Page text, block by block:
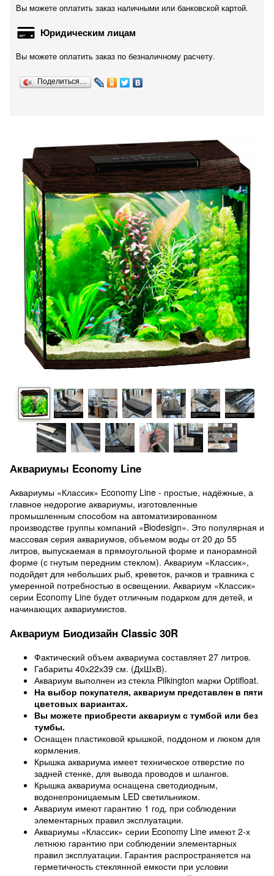
Вы можете оплатить заказ наличными или банковской картой.
Юридическим лицам
Вы можете оплатить заказ по безналичному расчету.
Поделиться…
Аквариумы Economy Line
Аквариумы «Классик» Economy Line - простые, надёжные, а
главное недорогие аквариумы, изготовленные
промышленным способом на автоматизированном
производстве группы компаний «Biodesign». Это популярная и
массовая серия аквариумов, объемом воды от 20 до 55
литров, выпускаемая в прямоугольной форме и панорамной
форме (с гнутым передним стеклом). Аквариум «Классик»,
подойдет для небольших рыб, креветок, рачков и травника с
умеренной потребностью в освещении. Аквариум «Классик»
серии Economy Line будет отличным подарком для детей, и
начинающих аквариумистов.
Аквариум Биодизайн Classic 30R
Фактический объем аквариума составляет 27 литров.
Габариты 40х22х39 см. (ДхШхВ).
Аквариум выполнен из стекла Pilkington марки Optifloat.
На выбор покупателя, аквариум представлен в пяти
цветовых вариантах.
Вы можете приобрести аквариум с тумбой или без
тумбы.
Оснащен пластиковой крышкой, поддоном и люком для
кормления.
Крышка аквариума имеет техническое отверстие по
задней стенке, для вывода проводов и шлангов.
Крышка аквариума оснащена светодиодным,
водонепроницаемым LED светильником.
Аквариум имеют гарантию 1 год, при соблюдении
элементарных правил эксплуатации.
Аквариумы «Классик» серии Economy Line имеют 2-х
летнюю гарантию при соблюдении элементарных
правил эксплуатации. Гарантия распространяется на
герметичность стеклянной емкости при условии